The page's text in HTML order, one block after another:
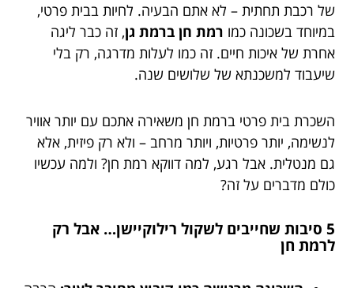
של רכבת תחתית – לא אתם הבעיה. לחיות בבית פרטי,
במיוחד בשכונה כמו רמת חן ברמת גן, זה כבר ליגה
אחרת של איכות חיים. זה כמו לעלות מדרגה, רק בלי
שיעבוד למשכנתא של שלושים שנה.
השכרת בית פרטי ברמת חן משאירה אתכם עם יותר אוויר
לנשימה, יותר פרטיות, ויותר מרחב – ולא רק פיזית, אלא
גם מנטלית. אבל רגע, למה דווקא רמת חן? ולמה עכשיו
כולם מדברים על זה?
5 סיבות שחייבים לשקול רילוקיישן… אבל רק
לרמת חן